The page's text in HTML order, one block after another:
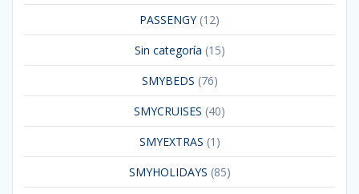
PASSENGY(12)
Sin categoría (15)
SMYBEDS (76)
SMYCRUISES (40)
SMYEXTRAS (1)
SMYHOLIDAYS (85)